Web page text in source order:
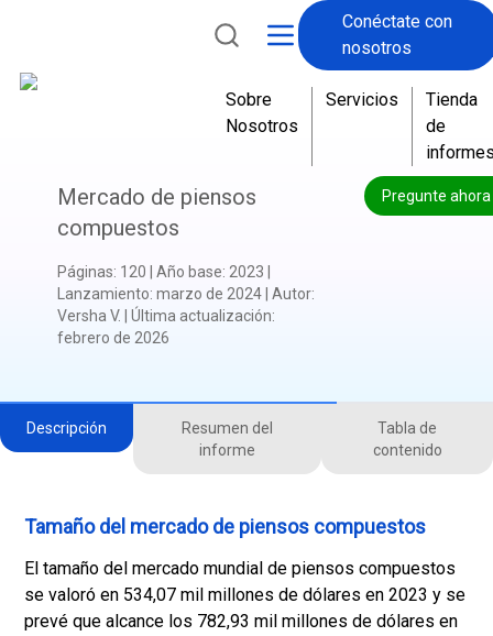
Conéctate con
nosotros
Sobre
Nosotros
Servicios
Tienda
de
Pregunte ahora
Mercado de piensos
compuestos
Páginas: 120 Año base: 2023
Lanzamiento: marzo de 2024| Autor:
Versha V.
Última actualización:
febrero de 2026
Descripción
Resumen del
informe
Tabla de
contenido
Tamaño del mercado de piensos compuestos
El tamaño del mercado mundial de piensos compuestos
se valoró en 534,07 mil millones de dólares en 2023 y se
prevé que alcance los 782,93 mil millones de dólares en